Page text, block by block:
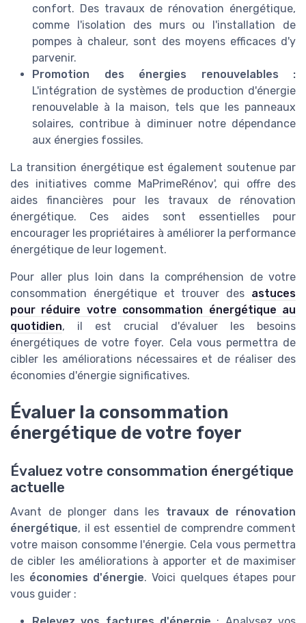
confort. Des travaux de rénovation énergétique,
comme l'isolation des murs ou l'installation de
pompes à chaleur, sont des moyens efficaces d'y
parvenir.
Promotion des énergies renouvelables :
L'intégration de systèmes de production d'énergie
renouvelable à la maison, tels que les panneaux
solaires, contribue à diminuer notre dépendance
aux énergies fossiles.
La transition énergétique est également soutenue par
des initiatives comme MaPrimeRénov', qui offre des
aides financières pour les travaux de rénovation
énergétique. Ces aides sont essentielles pour
encourager les propriétaires à améliorer la performance
énergétique de leur logement.
Pour aller plus loin dans la compréhension de votre
consommation énergétique et trouver des astuces
pour réduire votre consommation énergétique au
quotidien, il est crucial d'évaluer les besoins
énergétiques de votre foyer. Cela vous permettra de
cibler les améliorations nécessaires et de réaliser des
économies d'énergie significatives.
Évaluer la consommation
énergétique de votre foyer
Évaluez votre consommation énergétique
actuelle
Avant de plonger dans les travaux de rénovation
énergétique, il est essentiel de comprendre comment
votre maison consomme l'énergie. Cela vous permettra
de cibler les améliorations à apporter et de maximiser
les économies d'énergie. Voici quelques étapes pour
vous guider :